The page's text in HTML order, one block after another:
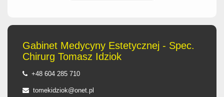
Gabinet Medycyny Estetycznej - Spec.
Chirurg Tomasz Idziok
+48 604 285 710
tomekidziok@onet.pl